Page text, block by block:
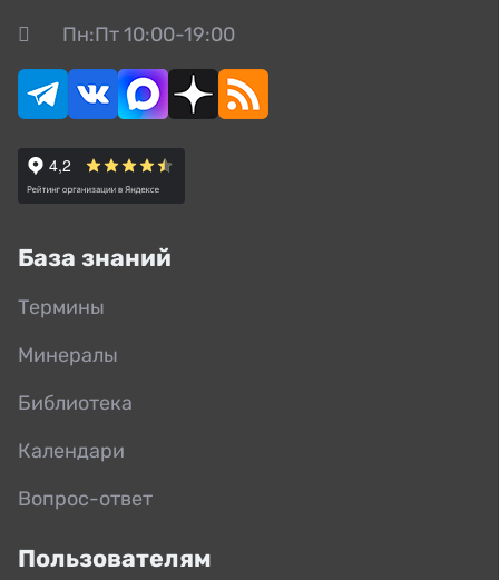
Пн:Пт 10:00-19:00
База знаний
Термины
Минералы
Библиотека
Календари
Вопрос-ответ
Пользователям